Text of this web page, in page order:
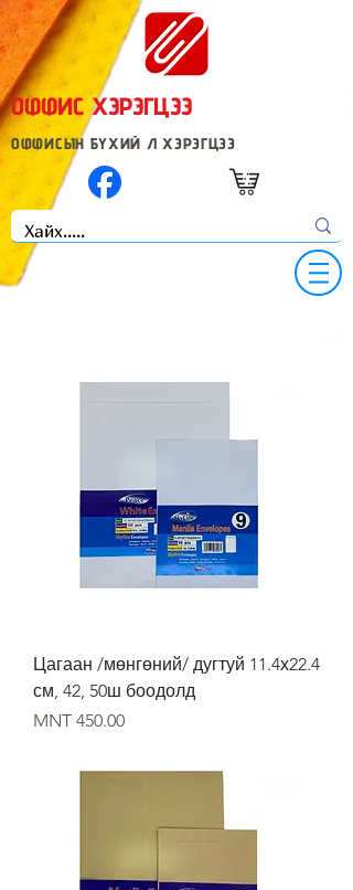
ОФФИС ХЭРЭГЦЭЭ
ОФФИСЫН БҮХИЙ Л ХЭРЭГЦЭЭ
Цагаан /мөнгөний/ дугтуй 11.4х22.4
см, 42, 50ш боодолд
Price
MNT 450.00